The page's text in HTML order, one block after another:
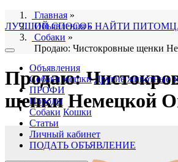
ЛУЧШИЙ СПОСОБ НАЙТИ
Объявления
Собаки Кошки Другие животные
ПРОФИ
Породы
Собаки Кошки
Статьи
Личный кабинет
ПОДАТЬ ОБЪЯВЛЕНИЕ
Главная »
Объявления»
Собаки »
Продаю: Чистокровные щенки
Продаю:
щенки Немецкой